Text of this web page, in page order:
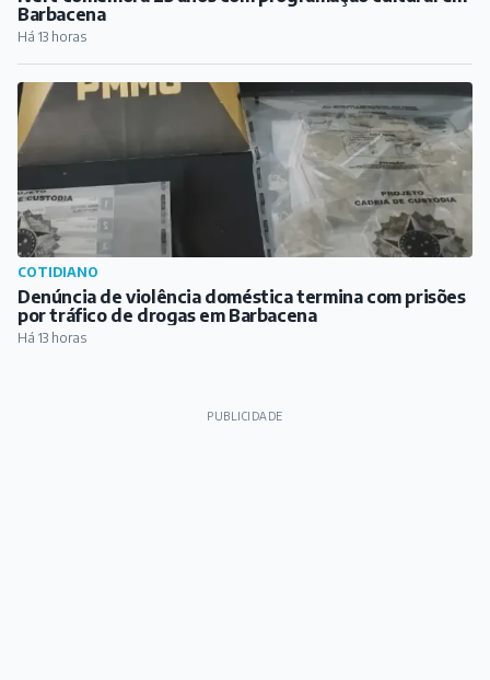
Barbacena
Há 13 horas
COTIDIANO
Denúncia de violência doméstica termina com prisões
por tráfico de drogas em Barbacena
Há 13 horas
PUBLICIDADE